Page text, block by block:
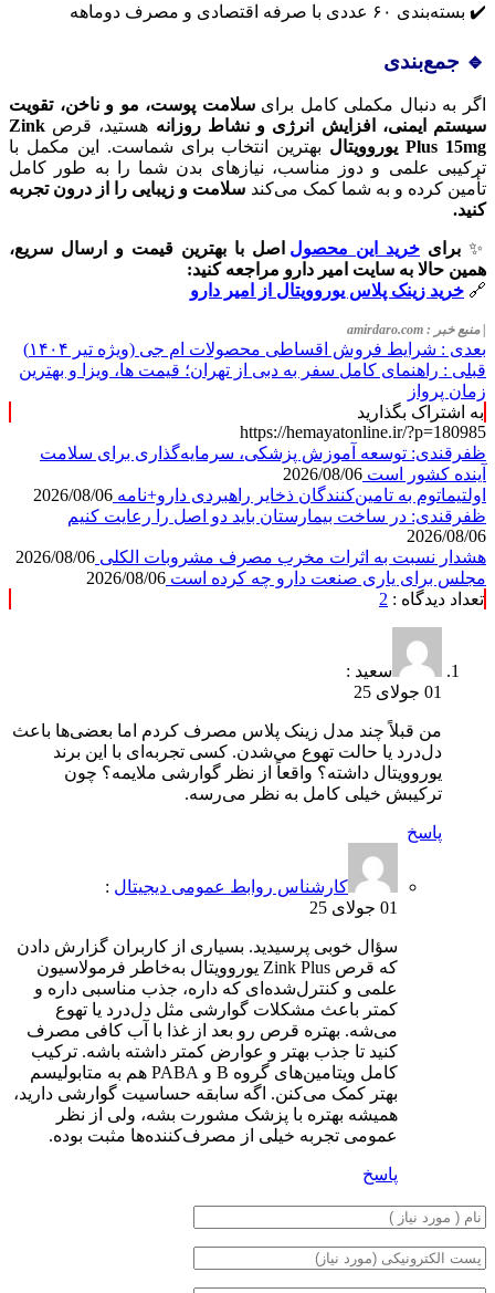
✔️ بسته‌بندی ۶۰ عددی با صرفه اقتصادی و مصرف دوماهه
🔹 جمع‌بندی
اگر به دنبال مکملی کامل برایسلامت پوست، مو و ناخن، تقویت
سیستم ایمنی، افزایش انرژی و نشاط روزانه هستید، قرص Zink
Plus 15mg یوروویتال
بهترین انتخاب برای شماست. این مکمل با
ترکیبی علمی و دوز مناسب، نیازهای بدن شما را به طور کامل
تأمین کرده و به شما کمک می‌کند سلامت و زیبایی را از درون تجربه
کنید.
✨ برای خرید این محصول اصل با بهترین قیمت و ارسال سریع،
همین حالا به سایت امیر دارو مراجعه کنید:
🔗 خرید زینک پلاس یوروویتال از امیر دارو
| منبع خبر : amirdaro.com
بعدی : شرایط فروش اقساطی محصولات ام جی (ویژه تیر ۱۴۰۴)
قبلی : راهنمای کامل سفر به دبی از تهران؛ قیمت ها، ویزا و بهترین
زمان پرواز
به اشتراک بگذارید
https://hemayatonline.ir/?p=180985
ظفرقندی: توسعه آموزش پزشکی، سرمایه‌گذاری برای سلامت
آینده کشور است 2026/08/06
اولتیماتوم به تامین‌کنندگان ذخایر راهبردی دارو+نامه 2026/08/06
ظفرقندی: در ساخت بیمارستان باید دو اصل را رعایت کنیم
2026/08/06
هشدار نسبت به اثرات مخرب مصرف مشروبات الکلی 2026/08/06
مجلس برای یاری صنعت دارو چه کرده است 2026/08/06
تعداد دیدگاه : 2
سعید :
01 جولای 25
من قبلاً چند مدل زینک پلاس مصرف کردم اما بعضی‌ها باعث
دل‌درد یا حالت تهوع می‌شدن. کسی تجربه‌ای با این برند
یوروویتال داشته؟ واقعاً از نظر گوارشی ملایمه؟ چون
ترکیبش خیلی کامل به نظر می‌رسه.
پاسخ
کارشناس روابط عمومی دیجیتال :
01 جولای 25
سؤال خوبی پرسیدید. بسیاری از کاربران گزارش دادن
که قرص Zink Plus یوروویتال به‌خاطر فرمولاسیون
علمی و کنترل‌شده‌ای که داره، جذب مناسبی داره و
کمتر باعث مشکلات گوارشی مثل دل‌درد یا تهوع
می‌شه. بهتره قرص رو بعد از غذا با آب کافی مصرف
کنید تا جذب بهتر و عوارض کمتر داشته باشه. ترکیب
کامل ویتامین‌های گروه B و PABA هم به متابولیسم
بهتر کمک می‌کنن. اگه سابقه حساسیت گوارشی دارید،
همیشه بهتره با پزشک مشورت بشه، ولی از نظر
عمومی تجربه خیلی از مصرف‌کننده‌ها مثبت بوده.
پاسخ